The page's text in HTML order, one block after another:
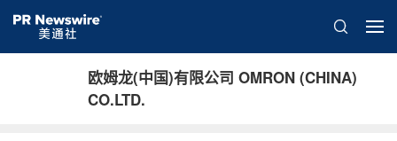
欧姆龙(中国)有限公司 OMRON (CHINA)
CO.LTD.